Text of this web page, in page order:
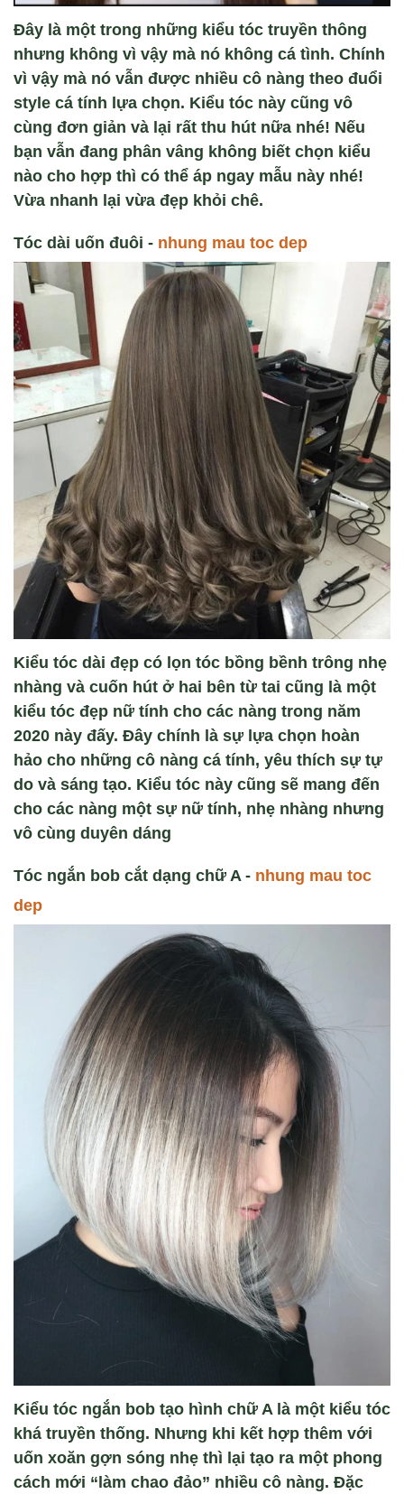
Đây là một trong những kiểu tóc truyền thông
nhưng không vì vậy mà nó không cá tình. Chính
vì vậy mà nó vẫn được nhiều cô nàng theo đuổi
style cá tính lựa chọn. Kiểu tóc này cũng vô
cùng đơn giản và lại rất thu hút nữa nhé! Nếu
bạn vẫn đang phân vâng không biết chọn kiểu
nào cho hợp thì có thể áp ngay mẫu này nhé!
Vừa nhanh lại vừa đẹp khỏi chê.
Tóc dài uốn đuôi - nhung mau toc dep
Kiểu tóc dài đẹp có lọn tóc bồng bềnh trông nhẹ
nhàng và cuốn hút ở hai bên từ tai cũng là một
kiểu tóc đẹp nữ tính cho các nàng trong năm
2020 này đấy. Đây chính là sự lựa chọn hoàn
hảo cho những cô nàng cá tính, yêu thích sự tự
do và sáng tạo. Kiểu tóc này cũng sẽ mang đến
cho các nàng một sự nữ tính, nhẹ nhàng nhưng
vô cùng duyên dáng
Tóc ngắn bob cắt dạng chữ A- nhung mau toc
dep
Kiểu tóc ngắn bob tạo hình chữ A là một kiểu tóc
khá truyền thống. Nhưng khi kết hợp thêm với
uốn xoăn gợn sóng nhẹ thì lại tạo ra một phong
cách mới “làm chao đảo” nhiều cô nàng. Đặc